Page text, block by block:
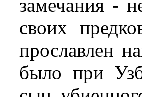
замечания -
своих
прославлен
было при